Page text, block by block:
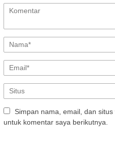
Simpan nama, email, dan
untuk komentar saya berikutnya.